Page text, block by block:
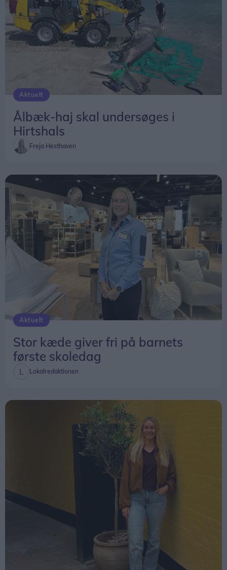
Aktuelt
Ålbæk-haj skal undersøges i
Hirtshals
Freja Hesthaven
Aktuelt
Stor kæde giver fri på barnets
første skoledag
Lokalredaktionen